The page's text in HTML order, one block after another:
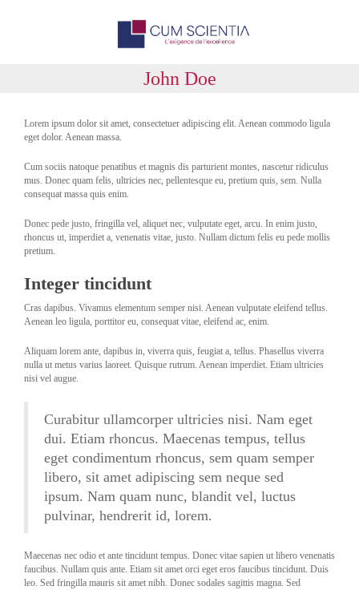
John Doe
Lorem ipsum dolor sit amet, consectetuer adipiscing elit. Aenean commodo ligula
eget dolor. Aenean massa.
Cum sociis natoque penatibus et magnis dis parturient montes, nascetur ridiculus
mus. Donec quam felis, ultricies nec, pellentesque eu, pretium quis, sem. Nulla
consequat massa quis enim.
Donec pede justo, fringilla vel, aliquet nec, vulputate eget, arcu. In enim justo,
rhoncus ut, imperdiet a, venenatis vitae, justo. Nullam dictum felis eu pede mollis
pretium.
Integer tincidunt
Cras dapibus. Vivamus elementum semper nisi. Aenean vulputate eleifend tellus.
Aenean leo ligula, porttitor eu, consequat vitae, eleifend ac, enim.
Aliquam lorem ante, dapibus in, viverra quis, feugiat a, tellus. Phasellus viverra
nulla ut metus varius laoreet. Quisque rutrum. Aenean imperdiet. Etiam ultricies
nisi vel augue.
Curabitur ullamcorper ultricies nisi. Nam eget
dui. Etiam rhoncus. Maecenas tempus, tellus
eget condimentum rhoncus, sem quam semper
libero, sit amet adipiscing sem neque sed
ipsum. Nam quam nunc, blandit vel, luctus
pulvinar, hendrerit id, lorem.
Maecenas nec odio et ante tincidunt tempus. Donec vitae sapien ut libero venenatis
faucibus. Nullam quis ante. Etiam sit amet orci eget eros faucibus tincidunt. Duis
leo. Sed fringilla mauris sit amet nibh. Donec sodales sagittis magna. Sed